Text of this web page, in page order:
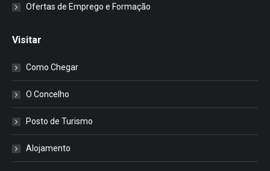
Ofertas de Emprego e Formação
Visitar
Como Chegar
O Concelho
Posto de Turismo
Alojamento